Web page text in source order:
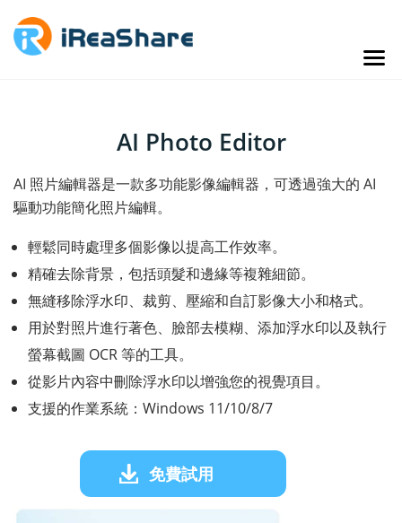
AI Photo Editor
AI 照片編輯器是一款多功能影像編輯器，可透過強大的 AI
驅動功能簡化照片編輯。
輕鬆同時處理多個影像以提高工作效率。
精確去除背景，包括頭髮和邊緣等複雜細節。
無縫移除浮水印、裁剪、壓縮和自訂影像大小和格式。
用於對照片進行著色、臉部去模糊、添加浮水印以及執行
螢幕截圖 OCR 等的工具。
從影片內容中刪除浮水印以增強您的視覺項目。
支援的作業系統：Windows 11/10/8/7
免費試用